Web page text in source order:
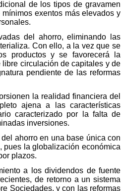
de los tipos de gravamen
exentos más elevados y
del ahorro, eliminando las
Con ello, a la vez que se
productos y se favorecerá la
circulación de capitales y de
pendiente de las reformas
la realidad financiera del
ajena a las características
caracterizado por la falta de
inversiones.
ahorro en una base única con
pues la globalización económica
plazos.
a los dividendos de fuente
de retorno a un sistema
Sociedades, y con las reformas